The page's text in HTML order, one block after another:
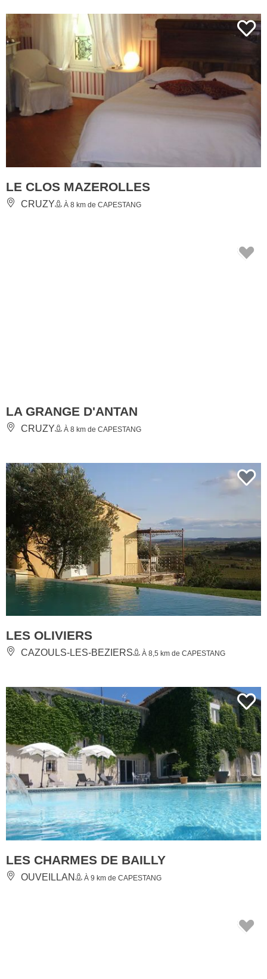
LE CLOS MAZEROLLES
CRUZY À 8 km de CAPESTANG
LA GRANGE D'ANTAN
CRUZY À 8 km de CAPESTANG
LES OLIVIERS
CAZOULS-LES-BEZIERS À 8,5 km de CAPESTANG
LES CHARMES DE BAILLY
OUVEILLAN À 9 km de CAPESTANG